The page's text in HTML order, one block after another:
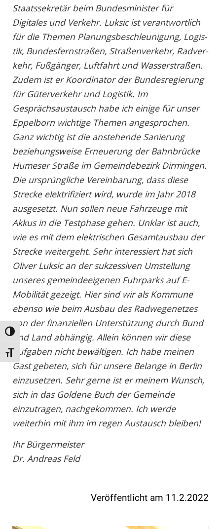
Umschalten auf hohe Kontraste
Schrift vergrößern
Staatssekretär beim Bundesminister für
Digitales und Verkehr. Luksic ist ver­ant­wort­lich
für die The­men Pla­nungs­be­schleu­ni­gung, Lo­gis­
tik, Bun­des­fern­stra­ßen, Stra­ßen­ver­kehr, Rad­ver­
kehr, Fu­ß­gän­ger, Luft­fahrt und Was­ser­stra­ßen.
Zu­dem ist er Ko­or­di­na­tor der Bun­des­re­gie­rung
für Gü­ter­ver­kehr und Lo­gis­tik. Im
Gesprächsaustausch habe ich einige für unser
Eppelborn wichtige Themen angesprochen.
Ganz wichtig ist die anstehende Sanierung
beziehungsweise Erneuerung der Bahnbrücke
Humeser Straße im Gemeindebezirk Dirmingen.
Die ursprüngliche Vereinbarung, dass diese
Strecke elektrifiziert wird, wurde im Jahr 2018
ausgesetzt. Nun sollen neue Fahrzeuge mit
Akkus in die Testphase gehen. Unklar ist auch,
wie es mit dem elektrischen Gesamtausbau der
Strecke weitergeht. Sehr interessiert hat sich
Oliver Luksic an der sukzessiven Umstellung
unseres gemeindeeigenen Fuhrparks auf E-
Mobilität gezeigt. Hier sind wir als Kommune
ebenso wie beim Ausbau des Radwegenetzes
von der finanziellen Unterstützung durch Bund
und Land abhängig. Allein können wir diese
Aufgaben nicht bewältigen. Ich habe meinen
Gast gebeten, sich für unsere Belange in Berlin
einzusetzen. Sehr gerne ist er meinem Wunsch,
sich in das Goldene Buch der Gemeinde
einzutragen, nachgekommen. Ich werde
weiterhin mit ihm im regen Austausch bleiben!
Ihr Bürgermeister
Dr. Andreas Feld
Veröffentlicht am 11.2.2022